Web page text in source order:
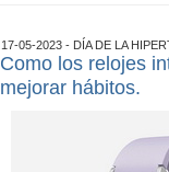
17-05-2023 - DÍA DE LA
Como los relojes
mejorar hábitos.